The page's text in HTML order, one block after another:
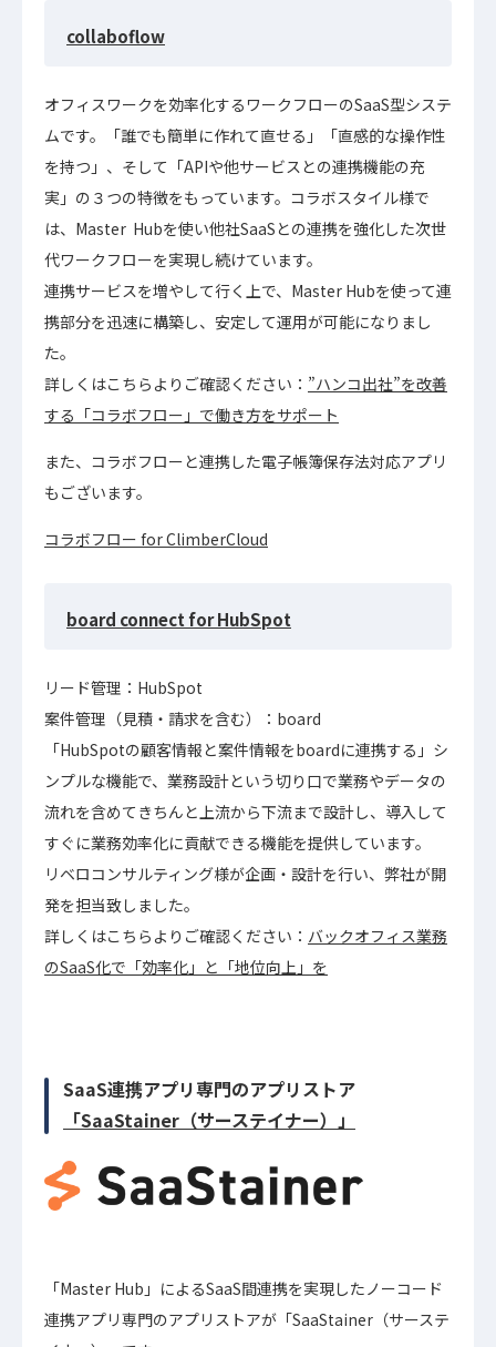
collaboflow
オフィスワークを効率化するワークフローのSaaS型システ
ムです。「誰でも簡単に作れて直せる」「直感的な操作性
を持つ」、そして「APIや他サービスとの連携機能の充
実」の３つの特徴をもっています。コラボスタイル様で
は、Master Hubを使い他社SaaSとの連携を強化した次世
代ワークフローを実現し続けています。
連携サービスを増やして行く上で、Master Hubを使って連
携部分を迅速に構築し、安定して運用が可能になりまし
た。
詳しくはこちらよりご確認ください： ”ハンコ出社”を改善
する「コラボフロー」で働き方をサポート
また、コラボフローと連携した電子帳簿保存法対応アプリ
もございます。
コラボフロー for ClimberCloud
board connect for HubSpot
リード管理：HubSpot
案件管理（見積・請求を含む）：board
「HubSpotの顧客情報と案件情報をboardに連携する」シ
ンプルな機能で、業務設計という切り口で業務やデータの
流れを含めてきちんと上流から下流まで設計し、導入して
すぐに業務効率化に貢献できる機能を提供しています。
リベロコンサルティング様が企画・設計を行い、弊社が開
発を担当致しました。
詳しくはこちらよりご確認ください： バックオフィス業務
のSaaS化で「効率化」と「地位向上」を
SaaS連携アプリ専門のアプリストア
「SaaStainer（サーステイナー）」
「Master Hub」によるSaaS間連携を実現したノーコード
連携アプリ専門のアプリストアが「SaaStainer（サーステ